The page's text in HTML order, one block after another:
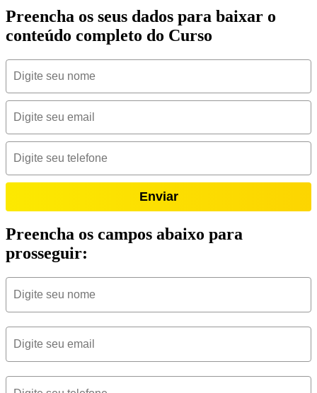
Preencha os seus dados para baixar o
conteúdo completo do Curso
Enviar
Preencha os campos abaixo para
prosseguir: